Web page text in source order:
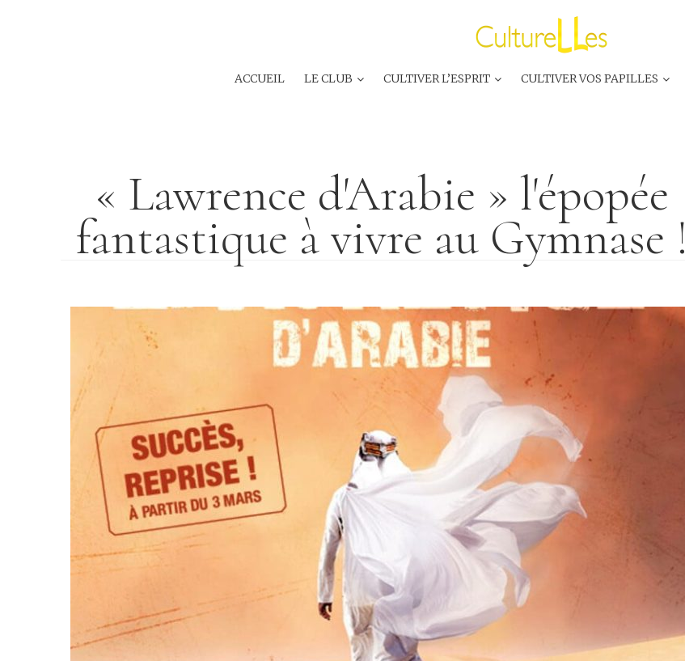
ACCUEIL LE CLUB CULTIVER L’ESPRIT CULTIVER VOS PAPILLES
« Lawrence d'Arabie » l'épopée
fantastique à vivre au Gymnase !